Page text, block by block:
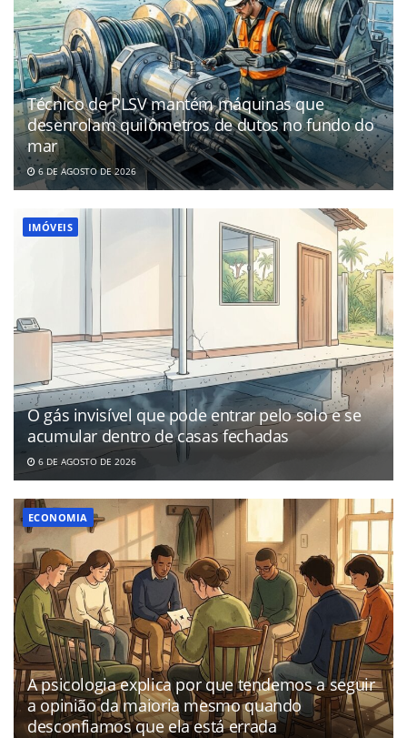
Técnico de PLSV mantém máquinas que
desenrolam quilômetros de dutos no fundo do
mar
6 DE AGOSTO DE 2026
IMÓVEIS
O gás invisível que pode entrar pelo solo e se
acumular dentro de casas fechadas
6 DE AGOSTO DE 2026
ECONOMIA
A psicologia explica por que tendemos a seguir
a opinião da maioria mesmo quando
desconfiamos que ela está errada